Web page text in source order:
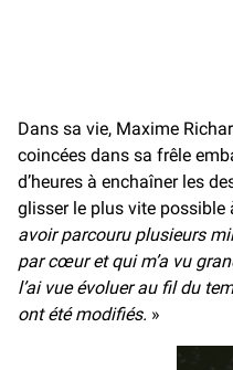
Dans sa vie, Maxime
coincées dans sa frêle
d’heures à enchaîner les
glisser le plus vite possible
avoir parcouru plusieurs
par cœur et qui m’a vu
l’ai vue évoluer au fil du
ont été modifiés. »